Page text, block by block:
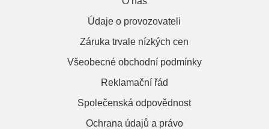
Údaje o provozovateli
Záruka trvale nízkých cen
Všeobecné obchodní podmínky
Reklamační řád
Společenská odpovědnost
Ochrana údajů a právo